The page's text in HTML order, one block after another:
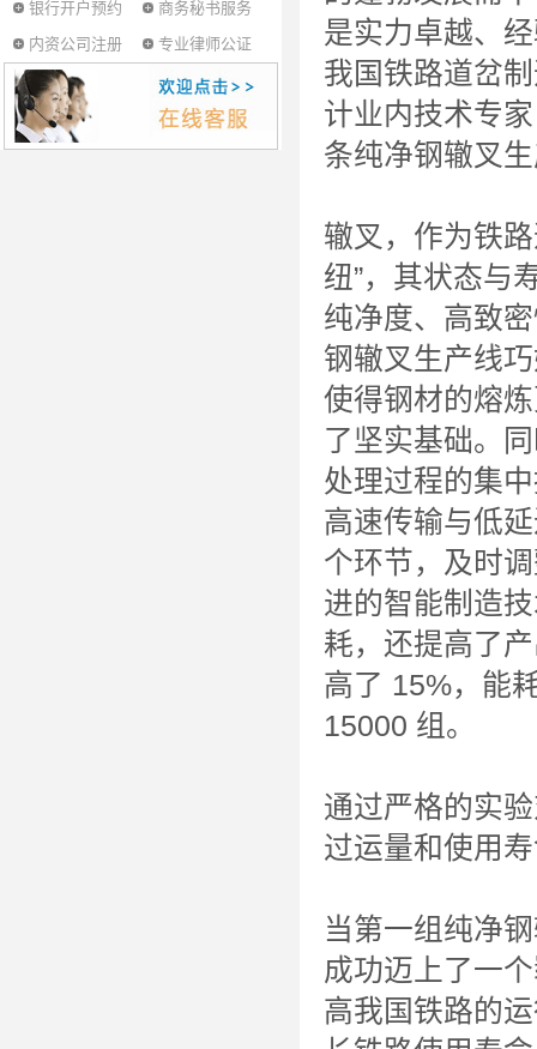
银行开户预约
商务秘书服务
内资公司注册
专业律师公证
是实力卓越、
我国铁路道岔
计业内技术专
条纯净钢辙叉
辙叉，作为铁
纽”，其状态与
纯净度、高致
钢辙叉生产线
使得钢材的熔
了坚实基础。
处理过程的集
高速传输与低
个环节，及时
进的智能制造
耗，还提高了
高了 15%，能
15000 组。
通过严格的实
过运量和使用
当第一组纯净
成功迈上了一
高我国铁路的